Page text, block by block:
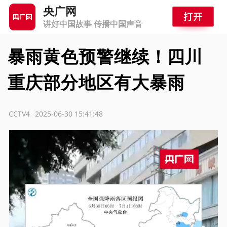
央广网
讲好中国故事 传播中国声音
暴雨黄色预警继续！四川
重庆部分地区有大暴雨
2025-06-30 15:41:48
CCTV4